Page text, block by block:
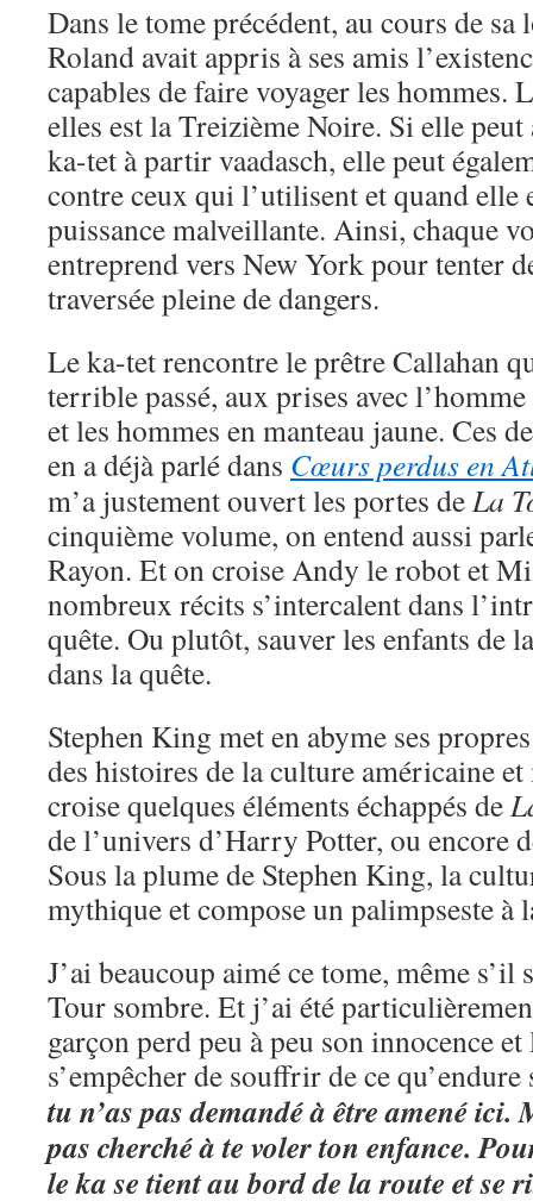
Dans le tome précédent, au cours de sa
Roland avait appris à ses amis
capables de faire voyager les hommes.
elles est la Treizième Noire. Si elle
ka-tet à partir vaadasch, elle peut
contre ceux qui l’utilisent et quand elle
puissance malveillante. Ainsi, chaque
entreprend vers New York pour tenter
traversée pleine de dangers.
Le ka-tet rencontre le prêtre Callahan
terrible passé, aux prises avec
et les hommes en manteau jaune. Ces
en a déjà parlé dans Cœurs perdus en
m’a justement ouvert les portes deLa
cinquième volume, on entend aussi
Rayon. Et on croise Andy le robot et
nombreux récits s’intercalent dans
quête. Ou plutôt, sauver les enfants de
dans la quête.
Stephen King met en abyme ses
des histoires de la culture américaine
croise quelques éléments échappés de
de l’univers d’Harry Potter, ou encore
Sous la plume de Stephen King, la
mythique et compose un palimpseste
J’ai beaucoup aimé ce tome, même
Tour sombre. Et j’ai été
garçon perd peu à peu son innocence
s’empêcher de souffrir de ce
tu n’as pas demandé à être amené
pas cherché à te voler ton enfance.
le ka se tient au bord de la route et se